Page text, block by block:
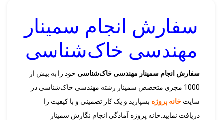
سفارش انجام سمینار
مهندسی خاک‌شناسی
سفارش انجام سمینار مهندسی خاک‌شناسی خود را به بیش از
1000 مجری متخصص سمینار رشته مهندسی خاک‌شناسی در
سایت خانه پروژه بسپارید و یک کار تضمینی و با کیفیت را
دریافت نمایید.خانه پروژه آمادگی انجام نگارش سمینار